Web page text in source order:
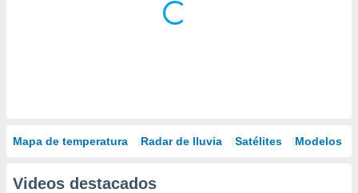
Mapa de temperatura Radar de lluvia Satélites Modelos
Videos destacados